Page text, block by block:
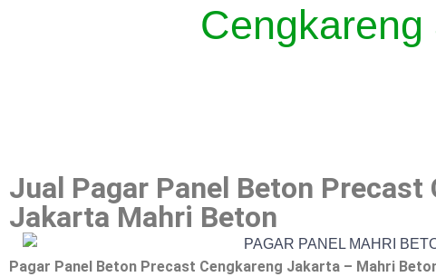
Jual Pagar Panel Beton Precast
Jakarta Mahri Beton
Pagar Panel Beton Precast Cengkareng Jakarta – Mahri